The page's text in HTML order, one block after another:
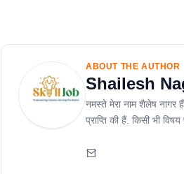
ABOUT THE AUTHOR
Shailesh
नमस्ते मेरा नाम शैलेष नागर
प्राप्ति की हैं. किसी भी